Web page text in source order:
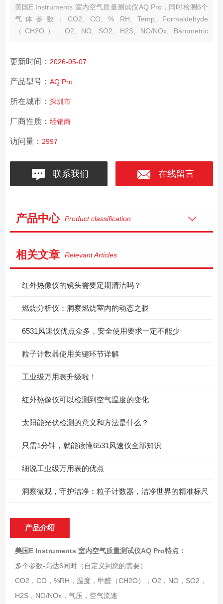
美国E Instruments 室内空气质量测试仪AQ Pro，同时检测6个
气体参数：CO2, CO, % RH, Temp, Formaldehyde
（CH2O）, O2, NO, SO2, H2S, NO/NOx, Barometric
更新时间： 2026-05-07
产品型号： AQ Pro
所在城市： 深圳市
厂商性质： 经销商
访问量： 2997
联系我们 在线留言
产品中心 Product classification
相关文章 Relevant Articles
红外热像仪的镜头需要定期清洁吗？
燃烧分析仪：洞察燃烧室内的动态之眼
6531风速仪优点众多，安全使用要求一定不能少
粒子计数器使用关键环节详解
工业级万用表升级啦！
红外热像仪可以检测到空气温度的变化
太阳能光伏检测的意义和方法是什么？
只需1分钟，就能读懂6531风速仪全部知识
细说工业级万用表的优点
洞察微观，守护洁净：粒子计数器，洁净世界的精准标尺
产品介绍
美国E Instruments 室内空气质量测试仪AQ Pro特点：
多个参数-高达6同时（自定义到您的需要）
CO2，CO，%RH，温度，甲醛（CH2O），O2，NO，SO2，
H2S，NO/NOx，气压，空气流速